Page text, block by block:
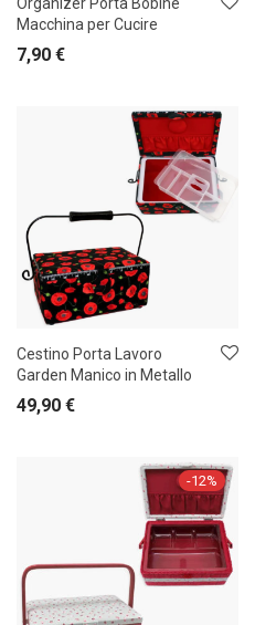
Macchina per Cucire
7,90 €
Cestino Porta Lavoro
Garden Manico in Metallo
49,90 €
-12%